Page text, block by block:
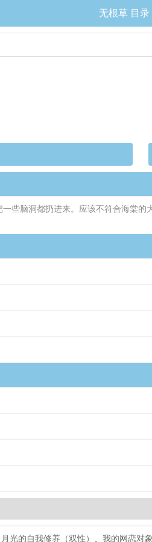
无根草 目录
些脑洞都扔进来。应该不符合海棠的
光的自我修养（双性） 我的网恋对